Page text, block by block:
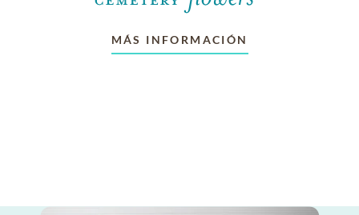
MÁS INFORMACIÓN